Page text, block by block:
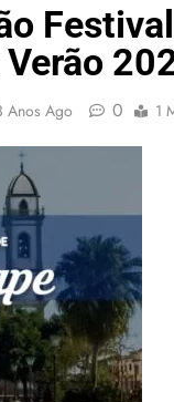
Verão
Anos Ago 0 1